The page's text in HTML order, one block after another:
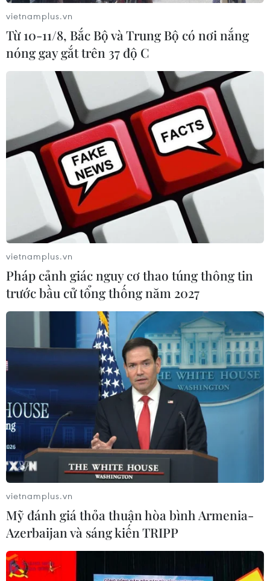
TIN CÙNG CHUYÊN MỤC
Đà Nẵng mở rộng tìm kiếm 2 nạn
nhân mất tích sau vụ sóng cuốn ở
Mũi Nghê
09/08/2026 08:59
vietnamplus.vn
Từ 10-11/8, Bắc Bộ và Trung Bộ có nơi nắng
nóng gay gắt trên 37 độ C
vietnamplus.vn
Pháp cảnh giác nguy cơ thao túng thông tin
trước bầu cử tổng thống năm 2027
vietnamplus.vn
Mỹ đánh giá thỏa thuận hòa bình Armenia-
Azerbaijan và sáng kiến TRIPP